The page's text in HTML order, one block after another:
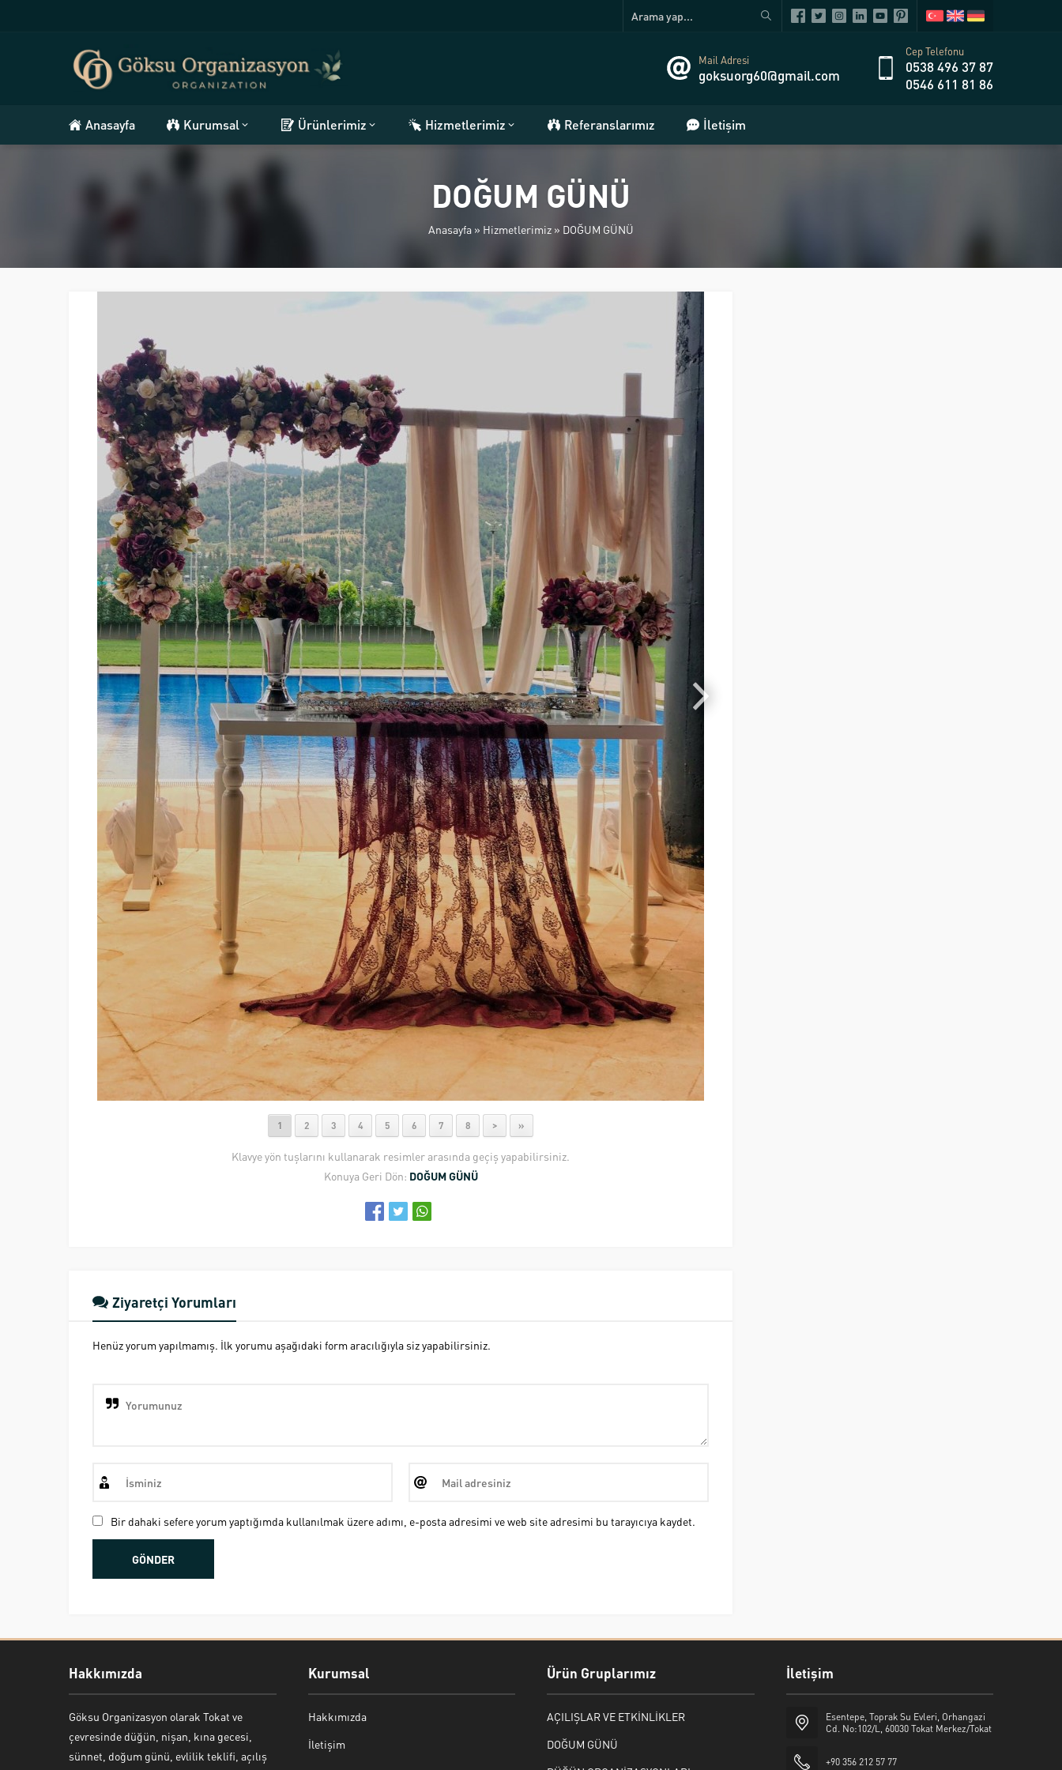
Mail Adresi
goksuorg60@gmail.com
Cep Telefonu
0538 496 37 87
0546 611 81 86
Anasayfa Kurumsal Ürünlerimiz Hizmetlerimiz Referanslarımız İletişim
DOĞUM GÜNÜ
Anasayfa » Hizmetlerimiz » DOĞUM GÜNÜ
1 2 3 4 5 6 7 8 > »
Klavye yön tuşlarını kullanarak resimler arasında geçiş yapabilirsiniz.
Konuya Geri Dön: DOĞUM GÜNÜ
Ziyaretçi Yorumları
Henüz yorum yapılmamış. İlk yorumu aşağıdaki form aracılığıyla siz yapabilirsiniz.
Bir dahaki sefere yorum yaptığımda kullanılmak üzere adımı, e-posta adresimi ve web site adresimi bu tarayıcıya kaydet.
Hakkımızda
Göksu Organizasyon olarak Tokat ve
çevresinde düğün, nişan, kına gecesi,
sünnet, doğum günü, evlilik teklifi, açılış
Kurumsal
Hakkımızda
İletişim
Ürün Gruplarımız
AÇILIŞLAR VE ETKİNLİKLER
DOĞUM GÜNÜ
İletişim
Esentepe, Toprak Su Evleri, Orhangazi
Cd. No:102/L, 60030 Tokat Merkez/Tokat
+90 356 212 57 77
Bekir Kiper